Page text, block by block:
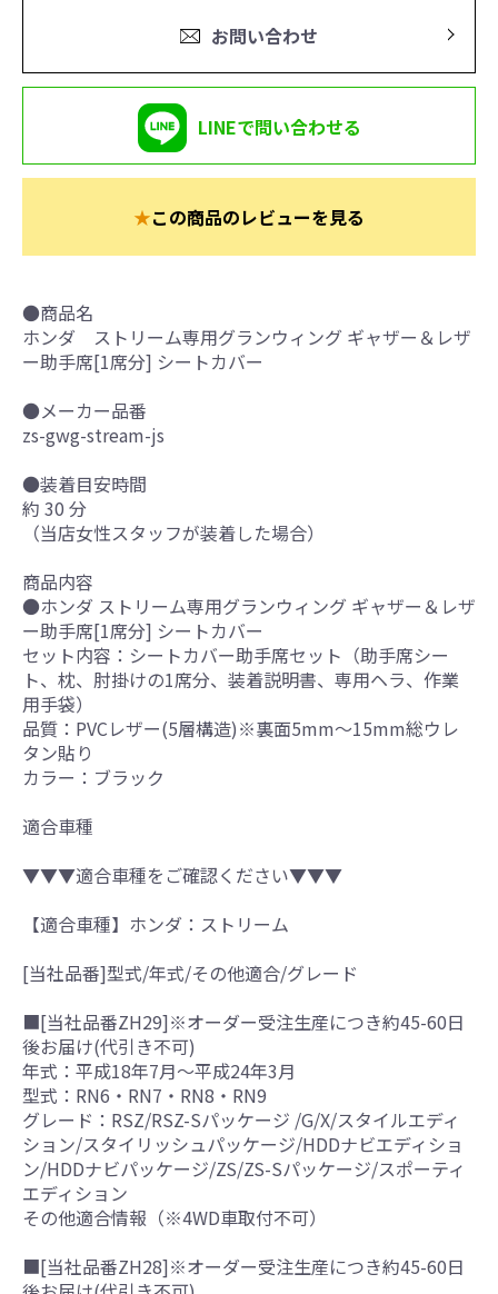
お問い合わせ
LINEで問い合わせる
★この商品のレビューを見る
●商品名
ホンダ ストリーム専用グランウィング ギャザー＆レザ
ー助手席[1席分] シートカバー
●メーカー品番
zs-gwg-stream-js
●装着目安時間
約 30 分
（当店女性スタッフが装着した場合）
商品内容
●ホンダ ストリーム専用グランウィング ギャザー＆レザ
ー助手席[1席分] シートカバー
セット内容：シートカバー助手席セット（助手席シー
ト、枕、肘掛けの1席分、装着説明書、専用ヘラ、作業
用手袋）
品質：PVCレザー(5層構造)※裏面5mm～15mm総ウレ
タン貼り
カラー：ブラック
適合車種
▼▼▼適合車種をご確認ください▼▼▼
【適合車種】ホンダ：ストリーム
[当社品番]型式/年式/その他適合/グレード
■[当社品番ZH29]※オーダー受注生産につき約45-60日
後お届け(代引き不可)
年式：平成18年7月～平成24年3月
型式：RN6・RN7・RN8・RN9
グレード：RSZ/RSZ-Sパッケージ /G/X/スタイルエディ
ション/スタイリッシュパッケージ/HDDナビエディショ
ン/HDDナビパッケージ/ZS/ZS-Sパッケージ/スポーティ
エディション
その他適合情報（※4WD車取付不可）
■[当社品番ZH28]※オーダー受注生産につき約45-60日